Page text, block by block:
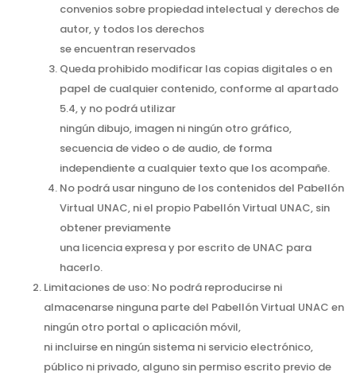
convenios sobre propiedad intelectual y derechos de
autor, y todos los derechos
se encuentran reservados
Queda prohibido modificar las copias digitales o en
papel de cualquier contenido, conforme al apartado
5.4, y no podrá utilizar
ningún dibujo, imagen ni ningún otro gráfico,
secuencia de video o de audio, de forma
independiente a cualquier texto que los acompañe.
No podrá usar ninguno de los contenidos del Pabellón
Virtual UNAC, ni el propio Pabellón Virtual UNAC, sin
obtener previamente
una licencia expresa y por escrito de UNAC para
hacerlo.
Limitaciones de uso: No podrá reproducirse ni
almacenarse ninguna parte del Pabellón Virtual UNAC en
ningún otro portal o aplicación móvil,
ni incluirse en ningún sistema ni servicio electrónico,
público ni privado, alguno sin permiso escrito previo de